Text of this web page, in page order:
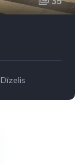
Dīzelis